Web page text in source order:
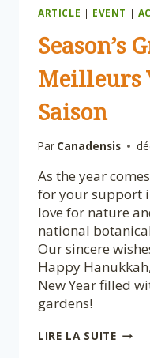
ARTICLE | EVENT |
Season’s
Meilleurs
Saison
Par Canadensis
As the year
for your support
love for nature
national
Our sincere
Happy
New Year filled
gardens!
LIRE LA SUITE